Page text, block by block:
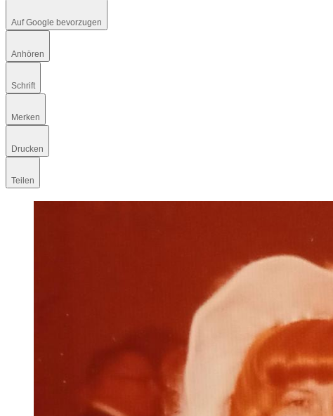
Auf Google bevorzugen
Anhören
Schrift
Merken
Drucken
Teilen